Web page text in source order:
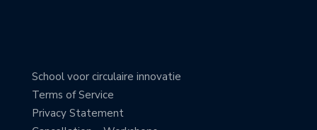
School voor circulaire innovatie
Terms of Service
Privacy Statement